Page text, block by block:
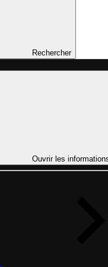
Rechercher
Ouvrir les